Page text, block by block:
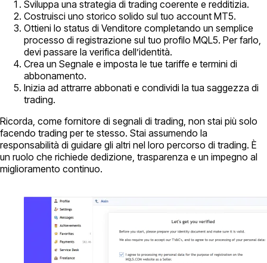
Sviluppa una strategia di trading coerente e redditizia.
Costruisci uno storico solido sul tuo account MT5.
Ottieni lo status di Venditore completando un semplice
processo di registrazione sul tuo profilo MQL5. Per farlo,
devi passare la verifica dell’identità.
Crea un Segnale e imposta le tue tariffe e termini di
abbonamento.
Inizia ad attrarre abbonati e condividi la tua saggezza di
trading.
Ricorda, come fornitore di segnali di trading, non stai più solo
facendo trading per te stesso. Stai assumendo la
responsabilità di guidare gli altri nel loro percorso di trading. È
un ruolo che richiede dedizione, trasparenza e un impegno al
miglioramento continuo.